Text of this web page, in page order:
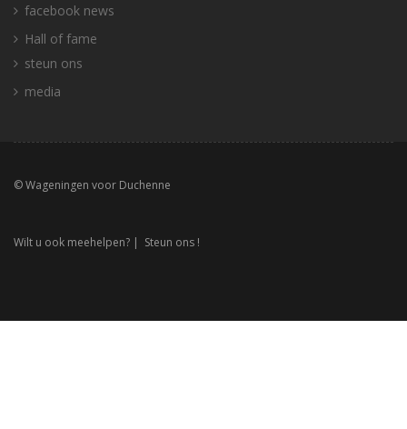
facebook news
Hall of fame
steun ons
media
© Wageningen voor Duchenne
Wilt u ook meehelpen? | Steun ons !